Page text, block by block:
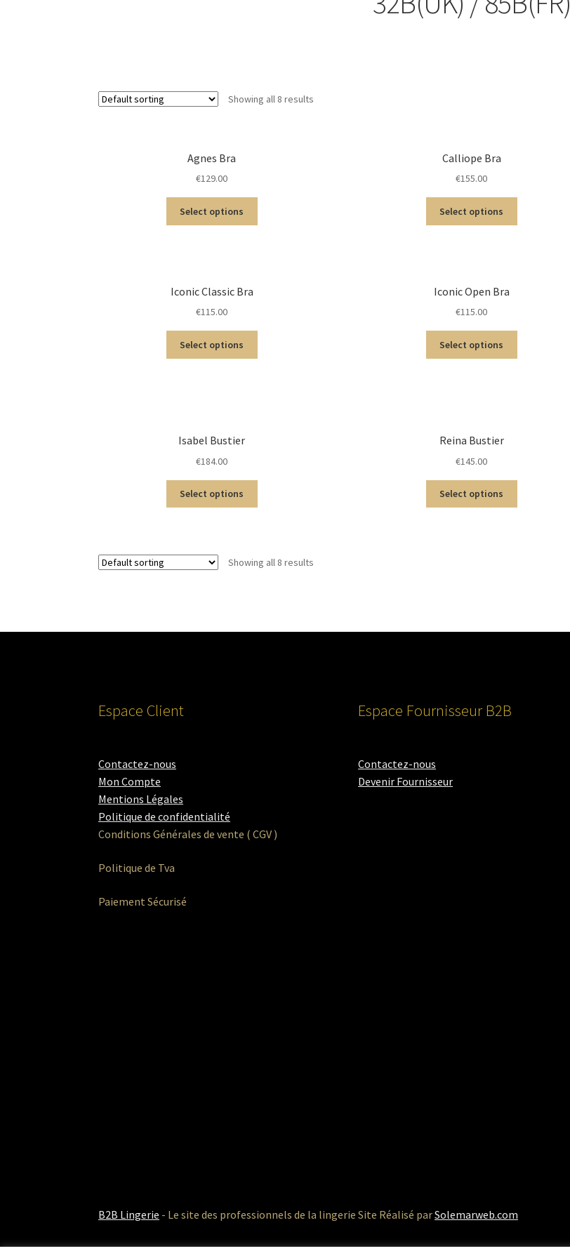
Showing all 8 results
Agnes Bra
€129.00
Select options
Calliope Bra
€155.00
Select options
Iconic Classic Bra
€115.00
Select options
Iconic Open Bra
€115.00
Select options
Isabel Bustier
€184.00
Select options
Reina Bustier
€145.00
Select options
Showing all 8 results
Espace Client
Contactez-nous
Mon Compte
Mentions Légales
Politique de confidentialité
Conditions Générales de vente ( CGV )
Politique de Tva
Paiement Sécurisé
Espace Fournisseur B2B
Contactez-nous
Devenir Fournisseur
B2B Lingerie - Le site des professionnels de la lingerie Site Réalisé parSolemarweb.com